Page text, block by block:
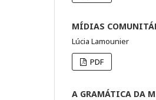
MÍDIAS
Lúcia Lamounier
PDF
A GRAMÁTICA DA